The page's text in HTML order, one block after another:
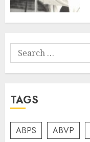
Search
for:
TAGS
ABPS ABVP